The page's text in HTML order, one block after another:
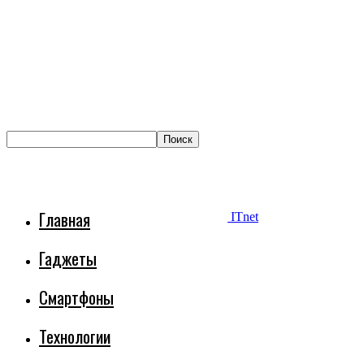
ITnet
Главная
Гаджеты
Смартфоны
Технологии